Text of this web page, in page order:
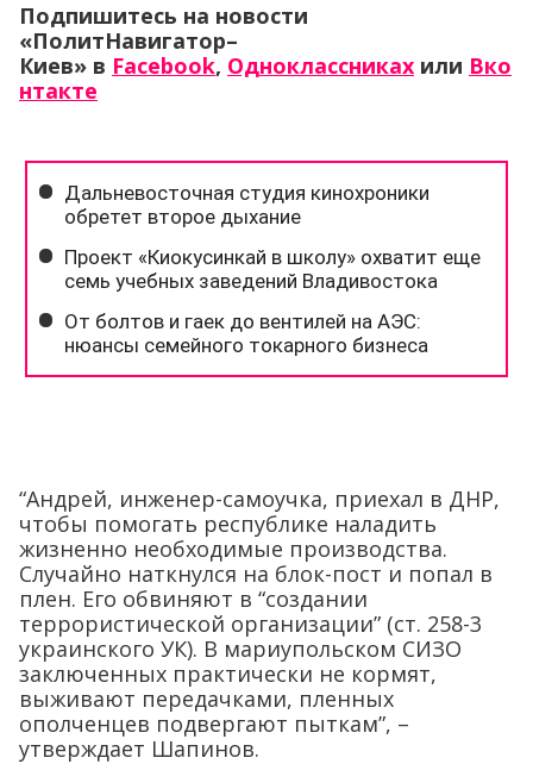
Подпишитесь на новости
«ПолитНавигатор–
Киев» в Facebook, Одноклассниках или Вко
нтакте
“Андрей, инженер-самоучка, приехал в ДНР,
чтобы помогать республике наладить
жизненно необходимые производства.
Случайно наткнулся на блок-пост и попал в
плен. Его обвиняют в “создании
террористической организации” (ст. 258-3
украинского УК). В мариупольском СИЗО
заключенных практически не кормят,
выживают передачками, пленных
ополченцев подвергают пыткам”, –
утверждает Шапинов.